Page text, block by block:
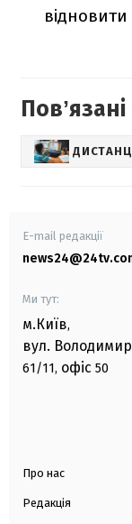
E-mail редакції
Ми тут:
м.Київ,
вул.
61/11, офіс 50
Про нас
Редакція